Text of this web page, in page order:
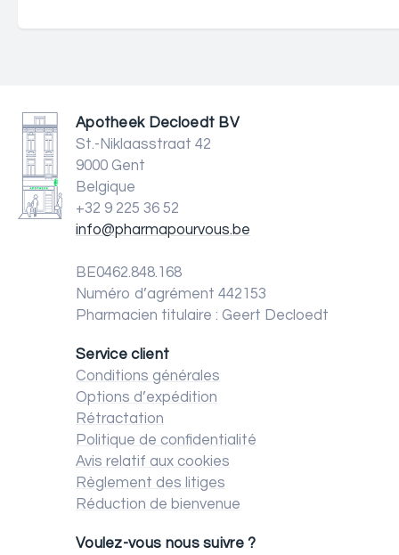
Apotheek Decloedt BV
St.-Niklaasstraat 42
9000 Gent
Belgique
+32 9 225 36 52
info@pharmapourvous.be
BE0462.848.168
Numéro d’agrément 442153
Pharmacien titulaire : Geert Decloedt
Service client
Conditions générales
Options d’expédition
Rétractation
Politique de confidentialité
Avis relatif aux cookies
Règlement des litiges
Réduction de bienvenue
Voulez-vous nous suivre ?